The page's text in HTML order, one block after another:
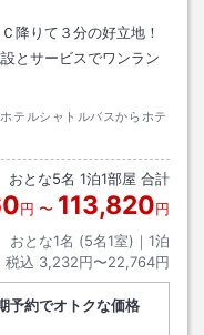
降りて３分の好立地！
とサービスでワンラン
テルシャトルバスからホテ
おとな5名 1泊1部屋 合計
円 〜 113,820円
おとな1名 (5名1室)｜ 1泊
税込 3,232円〜22,764円
予約でオトクな価格